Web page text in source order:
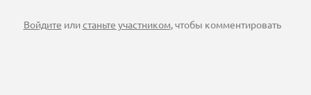
Войдите илистаньте участником, чтобы комментировать